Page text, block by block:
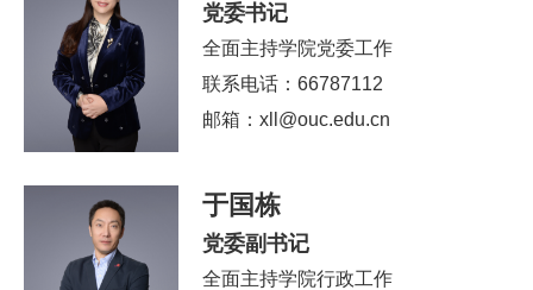
党委书记
全面主持学院党委工作
联系电话：66787112
邮箱：xll@ouc.edu.cn
于国栋
党委副书记
全面主持学院行政工作